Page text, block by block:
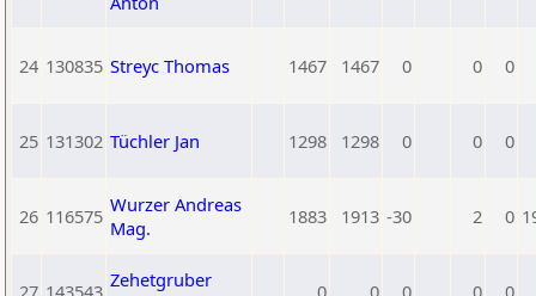
24 130835 Streyc Thomas 1467 1467 0 0 0
25 131302 Tüchler Jan 1298 1298 0 0 0
26 116575 Wurzer Andreas
Mag.
1883 1913 -30 2 0
27 143543 Zehetgruber
0 0 0 0 0